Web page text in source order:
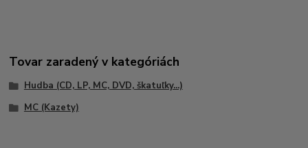
Tovar zaradený v kategóriách
Hudba (CD, LP, MC, DVD, škatuľky...)
MC (Kazety)